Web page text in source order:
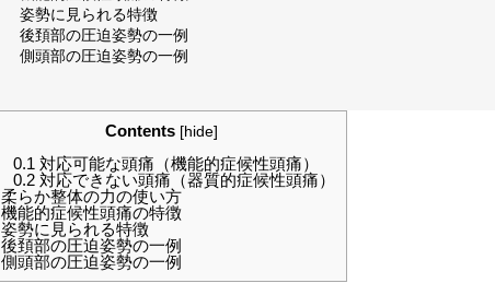
姿勢に見られる特徴
後頚部の圧迫姿勢の一例
側頭部の圧迫姿勢の一例
Contents [hide]
0.1 対応可能な頭痛（機能的症候性頭痛）
0.2対応できない頭痛（器質的症候性頭痛）
柔らか整体の力の使い方
機能的症候性頭痛の特徴
姿勢に見られる特徴
後頚部の圧迫姿勢の一例
側頭部の圧迫姿勢の一例